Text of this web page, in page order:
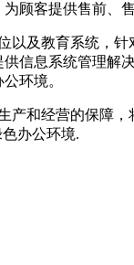
顾客提供售前、
及教育系统，针
信息系统管理解
环境。
和经营的保障，
办公环境.